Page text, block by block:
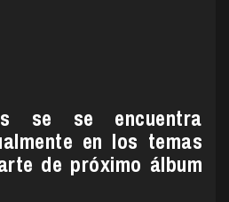
se se encuentra
en los temas
de próximo álbum